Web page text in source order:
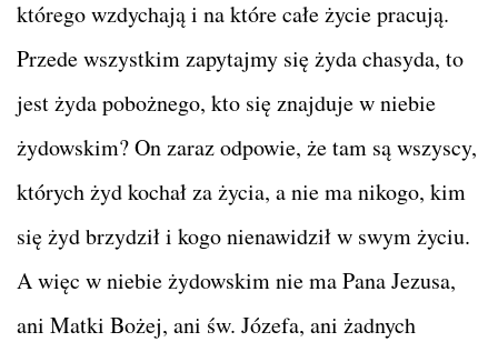
którego wzdychają i na które całe życie pracują.
Przede wszystkim zapytajmy się żyda chasyda, to
jest żyda pobożnego, kto się znajduje w niebie
żydowskim? On zaraz odpowie, że tam są wszyscy,
których żyd kochał za życia, a nie ma nikogo, kim
się żyd brzydził i kogo nienawidził w swym życiu.
A więc w niebie żydowskim nie ma Pana Jezusa,
ani Matki Bożej, ani św. Józefa, ani żadnych